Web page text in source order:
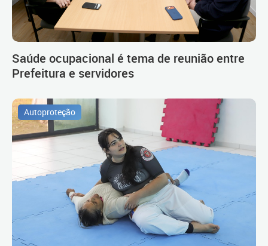
Saúde ocupacional é tema de reunião entre
Prefeitura e servidores
Autoproteção